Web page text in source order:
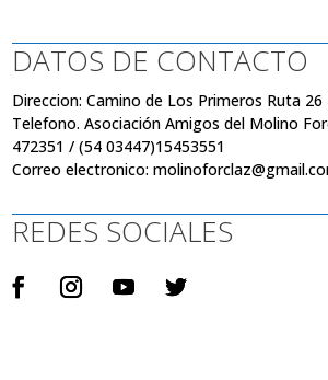
DATOS DE CONTACTO
Direccion: Camino de Los Primeros Ruta 26
Telefono. Asociación Amigos del Molino
472351 / (54 03447)15453551
Correo electronico:
REDES SOCIALES